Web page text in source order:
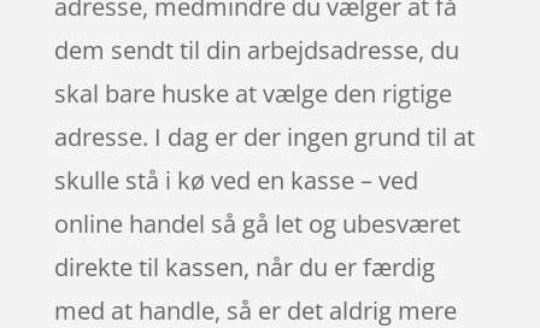
dem sendt til din arbejdsadresse, du
skal bare huske at vælge den rigtige
adresse. I dag er der ingen grund til at
skulle stå i kø ved en kasse – ved
online handel så gå let og ubesværet
direkte til kassen, når du er færdig
med at handle, så er det aldrig mere